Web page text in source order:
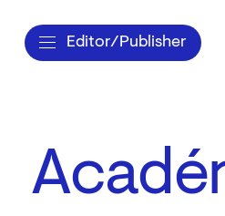
Editor/Publisher